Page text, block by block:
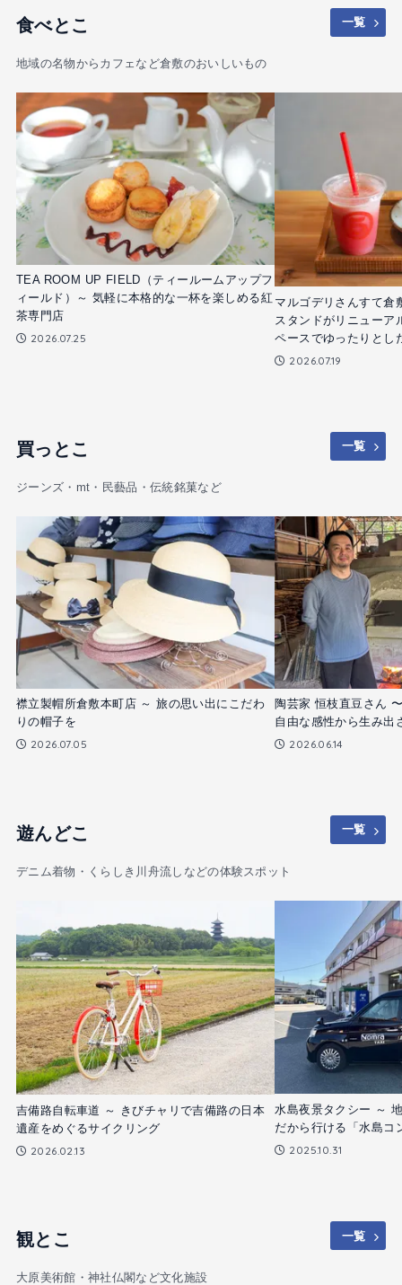
食べとこ 一覧
地域の名物からカフェなど倉敷のおいしいもの
TEA ROOM UP FIELD（ティールームアップフ
ィールド）～ 気軽に本格的な一杯を楽しめる紅
茶専門店
2026.07.25
マルゴデリさんすて倉
スタンドがリニューア
ペースでゆったりとし
2026.07.19
買っとこ 一覧
ジーンズ・mt・民藝品・伝統銘菓など
襟立製帽所倉敷本町店 ～ 旅の思い出にこだわ
りの帽子を
2026.07.05
陶芸家 恒枝直豆さん
自由な感性から生み出
2026.06.14
遊んどこ 一覧
デニム着物・くらしき川舟流しなどの体験スポット
吉備路自転車道 ～ きびチャリで吉備路の日本
遺産をめぐるサイクリング
2026.02.13
水島夜景タクシー ～
だから行ける「水島コ
2025.10.31
観とこ 一覧
大原美術館・神社仏閣など文化施設